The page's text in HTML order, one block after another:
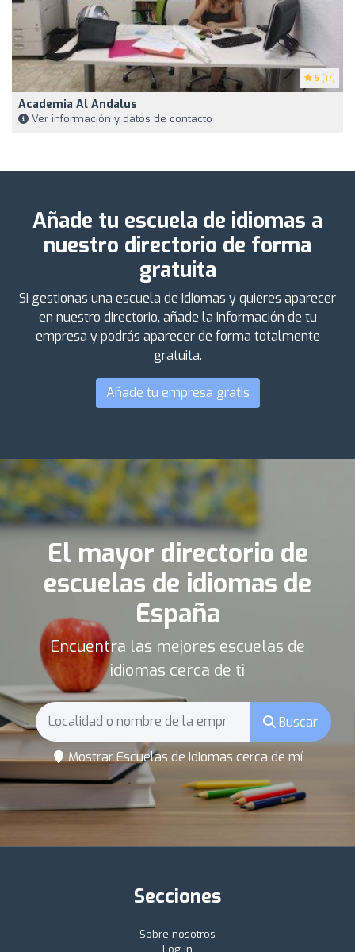
5 (17)
Academia Al Andalus
Ver información y datos de contacto
Añade tu escuela de idiomas a
nuestro directorio de forma
gratuita
Si gestionas una escuela de idiomas y quieres aparecer
en nuestro directorio, añade la información de tu
empresa y podrás aparecer de forma totalmente
gratuita.
Añade tu empresa gratis
El mayor directorio de
escuelas de idiomas de
España
Encuentra las mejores escuelas de
idiomas cerca de ti
Buscar
Mostrar Escuelas de idiomas cerca de mí
Secciones
Sobre nosotros
Log in